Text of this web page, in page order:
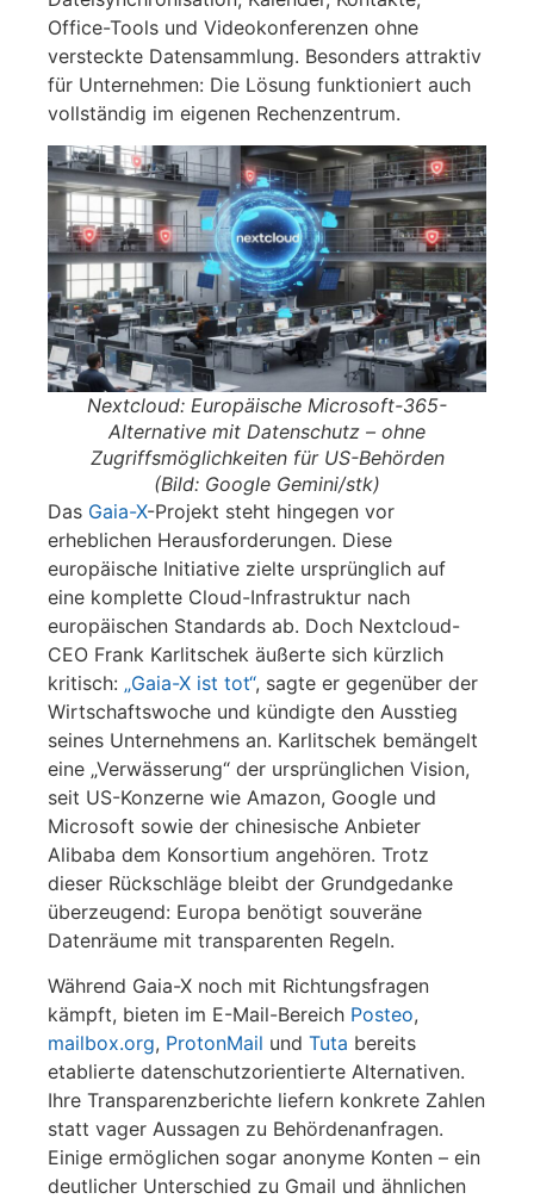
Office-Tools und Videokonferenzen ohne
versteckte Datensammlung. Besonders attraktiv
für Unternehmen: Die Lösung funktioniert auch
vollständig im eigenen Rechenzentrum.
Nextcloud: Europäische Microsoft-365-
Alternative mit Datenschutz – ohne
Zugriffsmöglichkeiten für US-Behörden
(Bild: Google Gemini/stk)
Das Gaia-X-Projekt steht hingegen vor
erheblichen Herausforderungen. Diese
europäische Initiative zielte ursprünglich auf
eine komplette Cloud-Infrastruktur nach
europäischen Standards ab. Doch Nextcloud-
CEO Frank Karlitschek äußerte sich kürzlich
kritisch: „Gaia-X ist tot“, sagte er gegenüber der
Wirtschaftswoche und kündigte den Ausstieg
seines Unternehmens an. Karlitschek bemängelt
eine „Verwässerung“ der ursprünglichen Vision,
seit US-Konzerne wie Amazon, Google und
Microsoft sowie der chinesische Anbieter
Alibaba dem Konsortium angehören. Trotz
dieser Rückschläge bleibt der Grundgedanke
überzeugend: Europa benötigt souveräne
Datenräume mit transparenten Regeln.
Während Gaia-X noch mit Richtungsfragen
kämpft, bieten im E-Mail-Bereich Posteo,
mailbox.org, ProtonMail und Tuta bereits
etablierte datenschutzorientierte Alternativen.
Ihre Transparenzberichte liefern konkrete Zahlen
statt vager Aussagen zu Behördenanfragen.
Einige ermöglichen sogar anonyme Konten – ein
deutlicher Unterschied zu Gmail und ähnlichen